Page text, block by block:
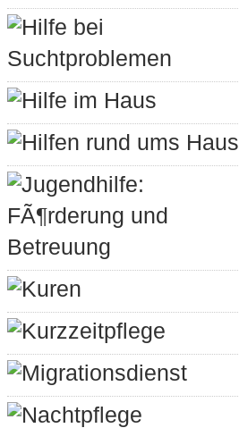
Hilfe bei
Suchtproblemen
Hilfe im Haus
Hilfen rund ums Haus
Jugendhilfe:
FÃ¶rderung und
Betreuung
Kuren
Kurzzeitpflege
Migrationsdienst
Nachtpflege